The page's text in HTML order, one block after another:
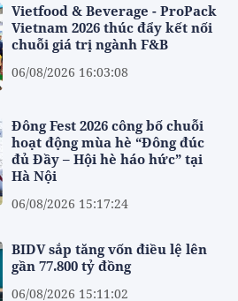
Vietfood & Beverage - ProPack
Vietnam 2026 thúc đẩy kết nối
chuỗi giá trị ngành F&B
06/08/2026 16:03:08
Đông Fest 2026 công bố chuỗi
hoạt động mùa hè “Đông đúc
đủ Đầy – Hội hè háo hức” tại
Hà Nội
06/08/2026 15:17:24
BIDV sắp tăng vốn điều lệ lên
gần 77.800 tỷ đồng
06/08/2026 15:11:02